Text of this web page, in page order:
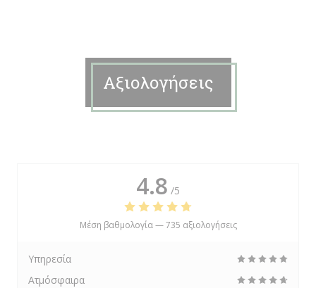
Αξιολογήσεις
4.8 /5
Μέση βαθμολογία —735 αξιολογήσεις
Υπηρεσία
Ατμόσφαιρα